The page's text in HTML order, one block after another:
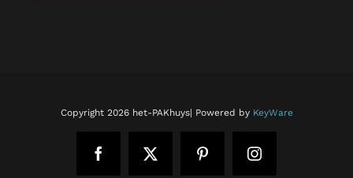
Copyright 2026 het-PAKhuys| Powered by KeyWare
FacebookX PinterestInstagram